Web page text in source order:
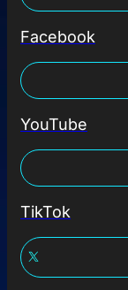
Facebook
YouTube
TikTok